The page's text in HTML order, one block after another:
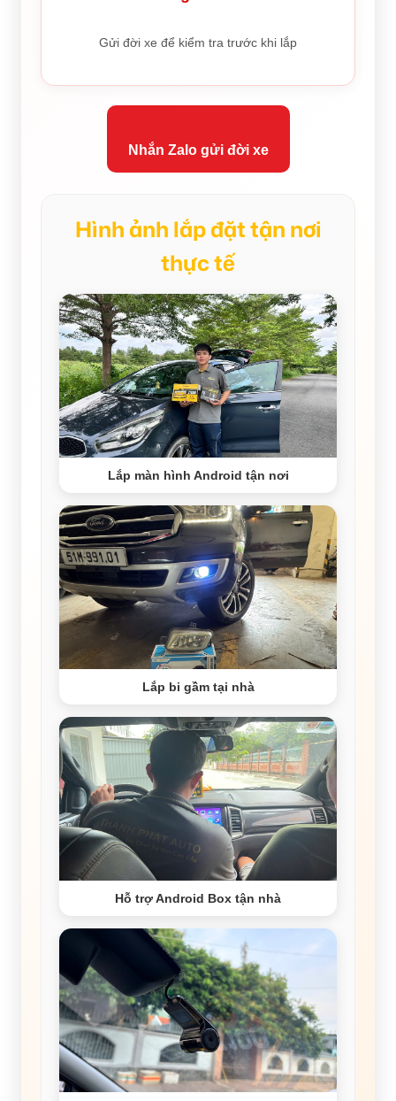
Gửi đời xe để kiểm tra trước khi lắp
Nhắn Zalo gửi đời xe
Hình ảnh lắp đặt tận nơi
thực tế
Lắp màn hình Android tận nơi
Lắp bi gầm tại nhà
Hỗ trợ Android Box tận nhà